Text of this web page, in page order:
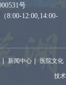
号
8:00-12:00,14:00-
新闻中心 医院文化
技